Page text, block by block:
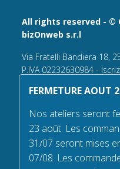
All rights reserved - ©
bizOnweb s.r.l
Via Fratelli Bandiera 18,
P.IVA 02232630984 -
n° REA 432569 Capitale
Tel +39.030 6394506
Email:info@flagsonline.fr
PEC
FERMETURE AOUT
Nos ateliers seront
23 août. Les
31/07 seront mises
07/08. Les